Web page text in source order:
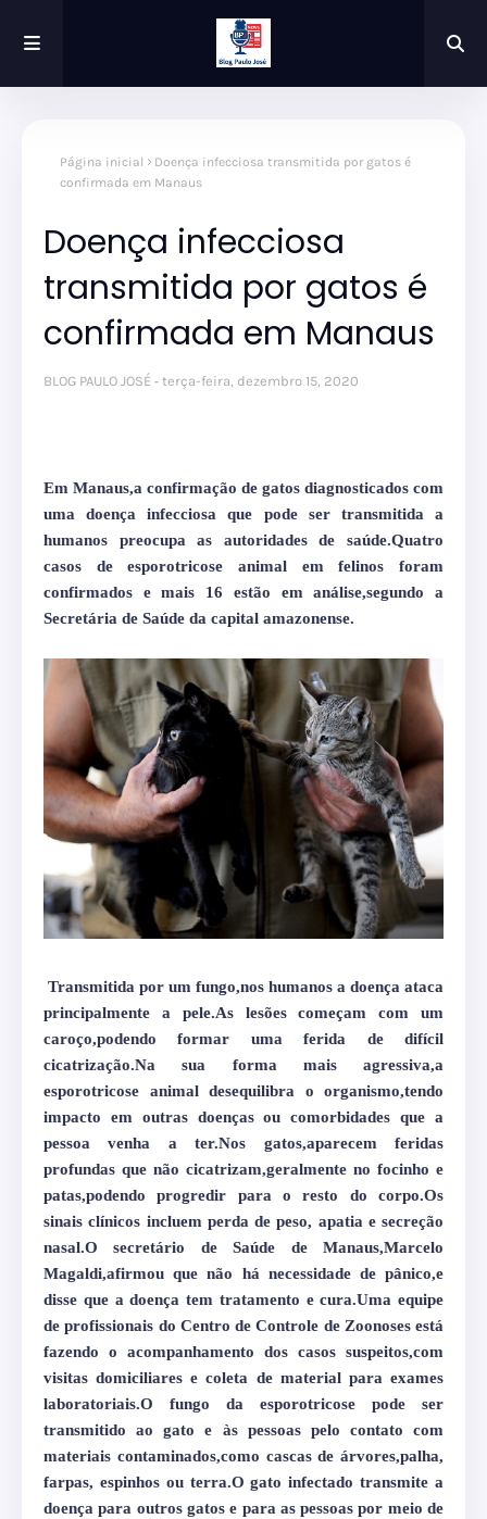
Página inicial
Doença infecciosa transmitida por gatos é
confirmada em Manaus
Doença infecciosa
transmitida por gatos é
confirmada em Manaus
BLOG PAULO JOSÉ terça-feira, dezembro 15, 2020
Em Manaus,a confirmação de gatos diagnosticados com
uma doença infecciosa que pode ser transmitida a
humanos preocupa as autoridades de saúde.Quatro
casos de esporotricose animal em felinos foram
confirmados e mais 16 estão em análise,segundo a
Secretária de Saúde da capital amazonense.
Transmitida por um fungo,nos humanos a doença ataca
principalmente a pele.As lesões começam com um
caroço,podendo formar uma ferida de difícil
cicatrização.Na sua forma mais agressiva,a
esporotricose animal desequilibra o organismo,tendo
impacto em outras doenças ou comorbidades que a
pessoa venha a ter.Nos gatos,aparecem feridas
profundas que não cicatrizam,geralmente no focinho e
patas,podendo progredir para o resto do corpo.Os
sinais clínicos incluem perda de peso, apatia e secreção
nasal.O secretário de Saúde de Manaus,Marcelo
Magaldi,afirmou que não há necessidade de pânico,e
disse que a doença tem tratamento e cura.Uma equipe
de profissionais do Centro de Controle de Zoonoses está
fazendo o acompanhamento dos casos suspeitos,com
visitas domiciliares e coleta de material para exames
laboratoriais.O fungo da esporotricose pode ser
transmitido ao gato e às pessoas pelo contato com
materiais contaminados,como cascas de árvores,palha,
farpas, espinhos ou terra.O gato infectado transmite a
doença para outros gatos e para as pessoas por meio de